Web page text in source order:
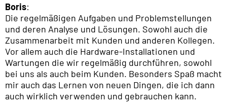
Boris:
Die regelmäßigen Aufgaben und Problemstellungen
und deren Analyse und Lösungen. Sowohl auch die
Zusammenarbeit mit Kunden und anderen Kollegen.
Vor allem auch die Hardware-Installationen und
Wartungen die wir regelmäßig durchführen, sowohl
bei uns als auch beim Kunden. Besonders Spaß macht
mir auch das Lernen von neuen Dingen, die ich dann
auch wirklich verwenden und gebrauchen kann.